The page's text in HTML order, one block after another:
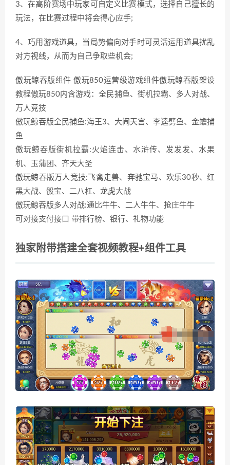
3、在高阶赛场中玩家可自定义比赛模式，选择自己擅长的
玩法，在比赛过程中将会得心应手;
4、巧用游戏道具，当局势偏向对手时可灵活运用道具扰乱
对方视线，从而为自己争取些机会;
傲玩鲸吞版组件 傲玩850运营级游戏组件傲玩鲸吞版架设
教程傲玩850内含游戏：全民捕鱼、街机拉霸、多人对战、
万人竞技
傲玩鲸吞版全民捕鱼:海王3、大闹天宫、李逵劈鱼、金蟾捕
鱼
傲玩鲸吞版街机拉霸:火焰连击、水浒传、发发发、水果
机、玉蒲团、齐天大圣
傲玩鲸吞版万人竞技:飞禽走兽、奔驰宝马、欢乐30秒、红
黑大战、骰宝、二八杠、龙虎大战
傲玩鲸吞版多人对战:通比牛牛、二人牛牛、抢庄牛牛
可对接支付接口 带排行榜、银行、礼物功能
独家附带搭建全套视频教程+组件工具